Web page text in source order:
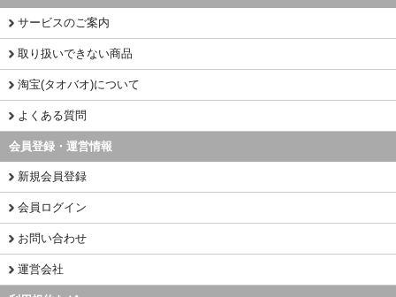
サービスのご案内
取り扱いできない商品
淘宝(タオバオ)について
よくある質問
会員登録・運営情報
新規会員登録
会員ログイン
お問い合わせ
運営会社